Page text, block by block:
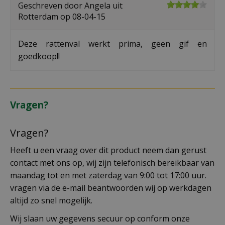
Geschreven doorAngela uit
Rotterdam op 08-04-15
Deze rattenval werkt prima, geen gif en
goedkoop!!
Vragen?
Vragen?
Heeft u een vraag over dit product neem dan gerust
contact met ons op, wij zijn telefonisch bereikbaar van
maandag tot en met zaterdag van 9:00 tot 17:00 uur.
vragen via de e-mail beantwoorden wij op werkdagen
altijd zo snel mogelijk.
Wij slaan uw gegevens secuur op conform onze